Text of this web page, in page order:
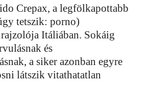
Crepax, a legfölkapottabb
tetszik: porno)
Itáliában. Sokáig
és
a siker azonban egyre
látszik vitathatatlan